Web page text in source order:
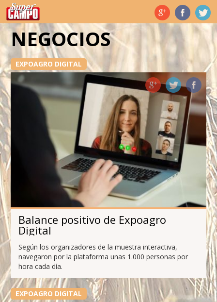
Temas de hoy
NEGOCIOS
EXPOAGRO DIGITAL
Balance positivo de Expoagro
Digital
Según los organizadores de la muestra interactiva,
navegaron por la plataforma unas 1.000 personas por
hora cada día.
EXPOAGRO DIGITAL